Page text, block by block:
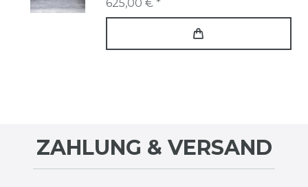
625,00 € *
ZAHLUNG & VERSAND